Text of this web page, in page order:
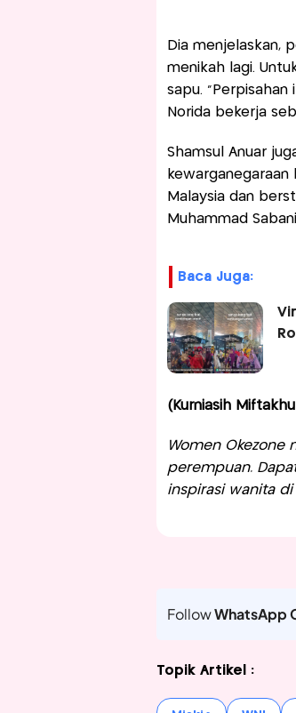
Dia menjelaskan,
menikah lagi.
sapu.
Norida bekerja
Shamsul Anuar
kewarganegaraan
Malaysia dan
Muhammad
Baca Juga:
(Kurniasih
Women
perempuan.
inspirasi wanita di
FollowWhatsApp
Topik Artikel :